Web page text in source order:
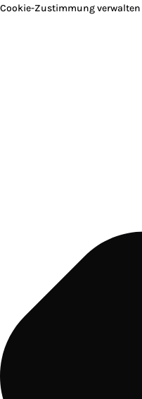
Cookie-Zustimmung verwalten